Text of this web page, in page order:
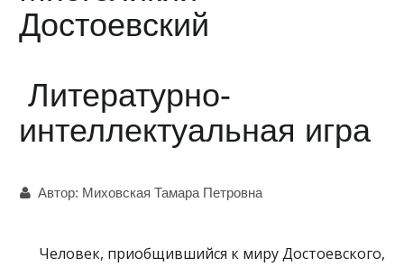
Достоевский
Литературно-
интеллектуальная игра
Автор: Миховская Тамара Петровна
Человек, приобщившийся к миру Достоевского,